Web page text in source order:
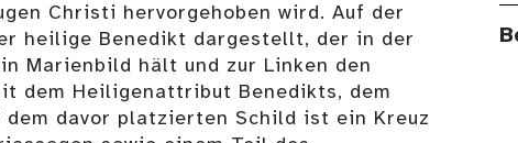
Christi hervorgehoben wird. Auf der
heilige Benedikt dargestellt, der in der
Marienbild hält und zur Linken den
dem Heiligenattribut Benedikts, dem
dem davor platzierten Schild ist ein Kreuz